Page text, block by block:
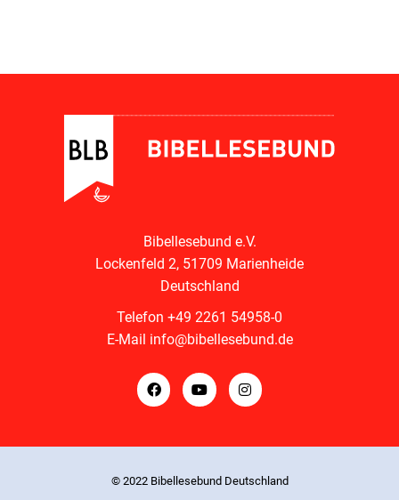
Bibellesebund e.V.
Lockenfeld 2, 51709 Marienheide
Deutschland
Telefon +49 2261 54958-0
E-Mail info@bibellesebund.de
© 2022 Bibellesebund Deutschland